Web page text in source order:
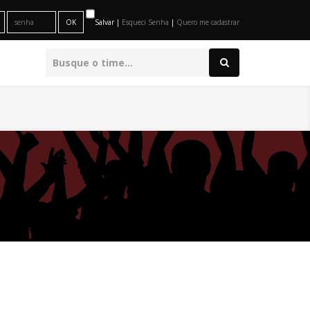
Salvar | Esqueci Senha | Quero me cadastrar